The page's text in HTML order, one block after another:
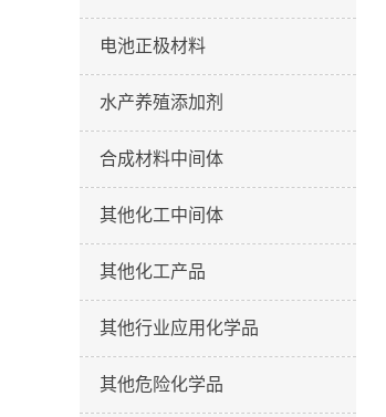
电池正极材料
水产养殖添加剂
合成材料中间体
其他化工中间体
其他化工产品
其他行业应用化学品
其他危险化学品